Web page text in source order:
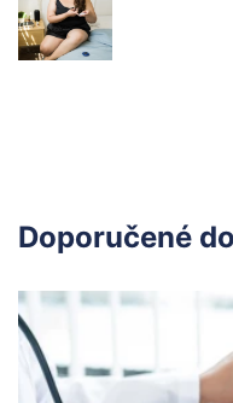
Doporučené